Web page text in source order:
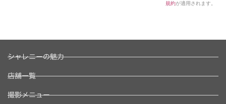
規約が適用されます。
シャレニーの魅力
店舗一覧
撮影メニュー